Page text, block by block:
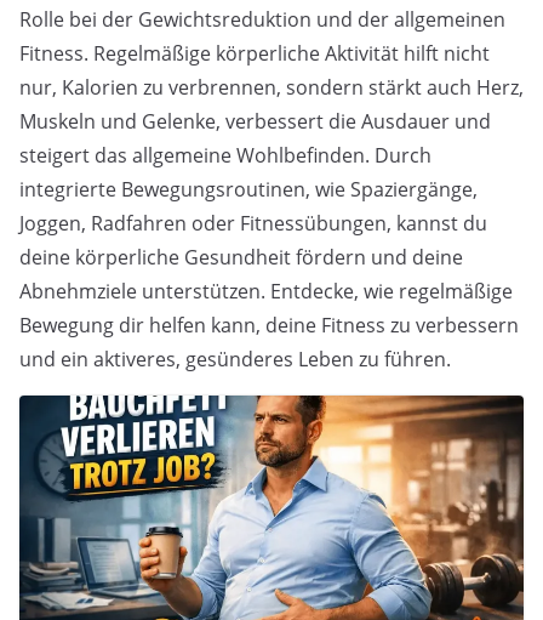
Rolle bei der Gewichtsreduktion und der allgemeinen
Fitness. Regelmäßige körperliche Aktivität hilft nicht
nur, Kalorien zu verbrennen, sondern stärkt auch Herz,
Muskeln und Gelenke, verbessert die Ausdauer und
steigert das allgemeine Wohlbefinden. Durch
integrierte Bewegungsroutinen, wie Spaziergänge,
Joggen, Radfahren oder Fitnessübungen, kannst du
deine körperliche Gesundheit fördern und deine
Abnehmziele unterstützen. Entdecke, wie regelmäßige
Bewegung dir helfen kann, deine Fitness zu verbessern
und ein aktiveres, gesünderes Leben zu führen.